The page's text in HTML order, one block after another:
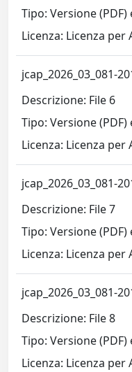
Tipo: Versione
Licenza: Licenza per
jcap_2026_03_081-
Descrizione: File 6
Tipo: Versione
Licenza: Licenza per
jcap_2026_03_081-
Descrizione: File 7
Tipo: Versione
Licenza: Licenza per
jcap_2026_03_081-
Descrizione: File 8
Tipo: Versione
Licenza: Licenza per